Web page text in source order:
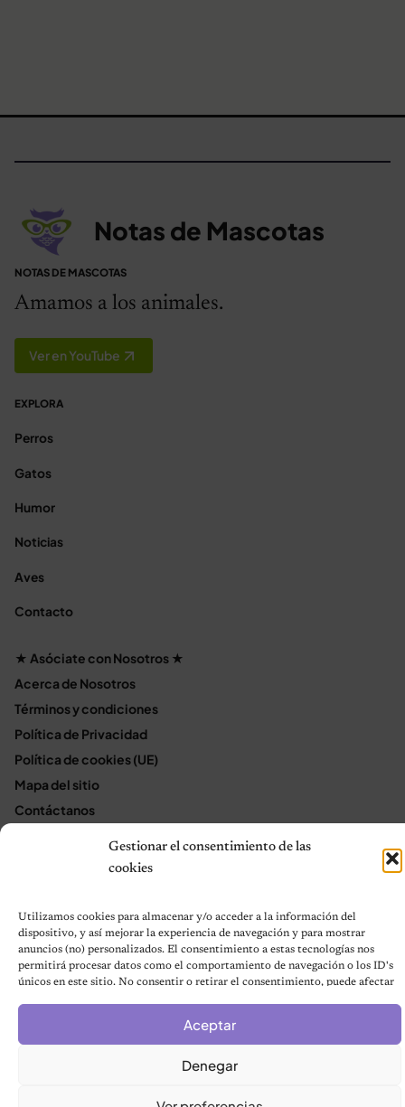
Gestionar el consentimiento de las
cookies
Utilizamos cookies para almacenar y/o acceder a la información del
dispositivo, y así mejorar la experiencia de navegación y para mostrar
anuncios (no) personalizados. El consentimiento a estas tecnologías nos
permitirá procesar datos como el comportamiento de navegación o los ID's
únicos en este sitio. No consentir o retirar el consentimiento, puede afectar
Aceptar
Denegar
Notas de Mascotas
NOTAS DE MASCOTAS
Amamos a los animales.
Ver en YouTube
EXPLORA
Perros
Gatos
Humor
Noticias
Aves
Contacto
★ Asóciate con Nosotros ★
Acerca de Nosotros
Términos y condiciones
Política de Privacidad
Política de cookies (UE)
Mapa del sitio
Contáctanos
Política de privacidad